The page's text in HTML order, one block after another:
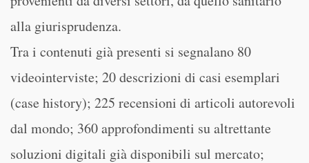
alla giurisprudenza.
Tra i contenuti già presenti si segnalano 80
videointerviste; 20 descrizioni di casi esemplari
(case history); 225 recensioni di articoli autorevoli
dal mondo; 360 approfondimenti su altrettante
soluzioni digitali già disponibili sul mercato;